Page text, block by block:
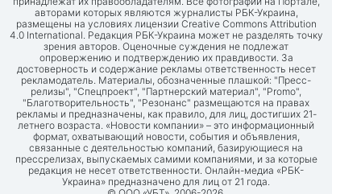
авторами которых являются журналисты РБК-Украина,
размещены на условиях лицензии Creative Commons Attribution
4.0 International. Редакция РБК-Украина может не разделять точку
зрения авторов. Оценочные суждения не подлежат
опровержению и подтверждению их правдивости. За
достоверность и содержание рекламы ответственность несет
рекламодатель. Материалы, обозначенные плашкой: "Пресс-
релизы", "Спецпроект", "Партнерский материал", "Promo",
"Благотворительность", "Резонанс" размещаются на правах
рекламы и предназначены, как правило, для лиц, достигших 21-
летнего возраста. «Новости компании» – это информационный
формат, охватывающий новости, события и объявления,
связанные с деятельностью компаний, базирующиеся на
прессрелизах, выпускаемых самими компаниями, и за которые
редакция не несет ответственности. Онлайн-медиа «РБК-
Украина» предназначено для лиц от 21 года.